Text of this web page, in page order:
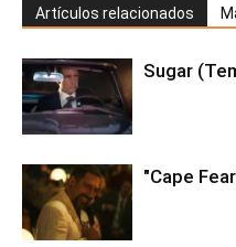
Artículos relacionados
Sugar
"Cape